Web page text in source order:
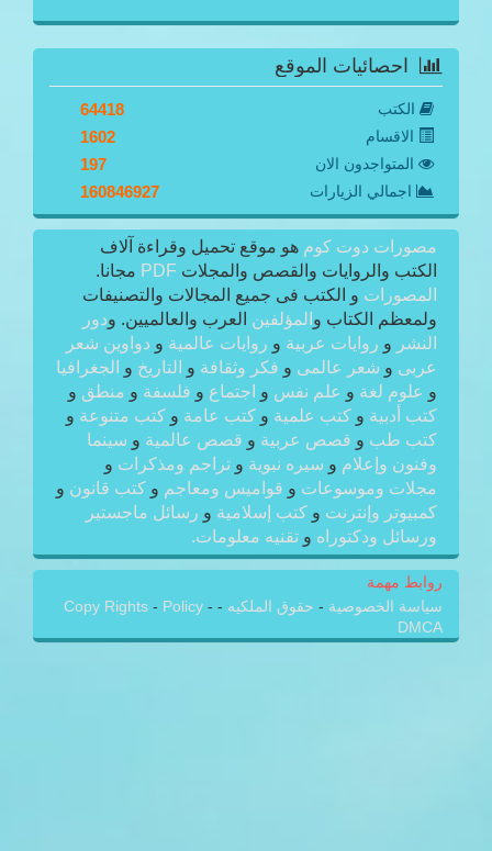
احصائيات الموقع
الكتب 64418
الاقسام 1602
المتواجدون الان 197
اجمالي الزيارات 160846927
مصورات دوت كوم هو موقع تحميل وقراءة آلاف
الكتب والروايات والقصص والمجلات PDF مجانا.
المصورات و الكتب فى جميع المجالات والتصنيفات
ولمعظم الكتاب و المؤلفين العرب والعالميين. ودور
النشر و روايات عربية و روايات عالمية و دواوين شعر
عربى و شعر عالمى و فكر وثقافة و التاريخ و الجغرافيا
و علوم لغة و علم نفس و اجتماع و فلسفة و منطق و
كتب أدبية و كتب علمية و كتب عامة و كتب متنوعة و
كتب طب و قصص عربية و قصص عالمية و سينما
وفنون وإعلام و سيره نبوية و تراجم ومذكرات و
مجلات وموسوعات و قواميس ومعاجم و كتب قانون و
كمبيوتر وإنترنت و كتب إسلامية و رسائل ماجستير
ورسائل ودكتوراه و تقنيه معلومات.
روابط مهمة
سياسة الخصوصية - حقوق الملكيه -
Copy Rights - Policy -
DMCA